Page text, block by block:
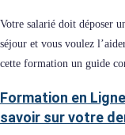
Votre salarié doit déposer
séjour et vous voulez
cette formation un guide
Formation en
savoir sur votre